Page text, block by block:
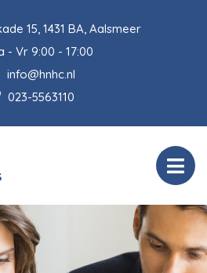
15, 1431 BA, Aalsmeer
- Vr 9:00 - 17:00
info@hnhc.nl
023-5563110